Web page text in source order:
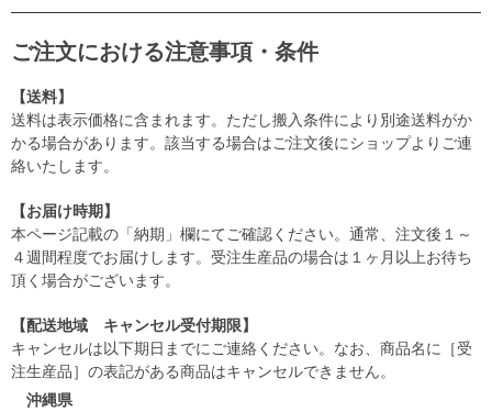
ご注文における注意事項・条件
【送料】
送料は表示価格に含まれます。ただし搬入条件により別途送料がか
かる場合があります。該当する場合はご注文後にショップよりご連
絡いたします。
【お届け時期】
本ページ記載の「納期」欄にてご確認ください。通常、注文後１～
４週間程度でお届けします。受注生産品の場合は１ヶ月以上お待ち
頂く場合がございます。
【配送地域 キャンセル受付期限】
キャンセルは以下期日までにご連絡ください。なお、商品名に［受
注生産品］の表記がある商品はキャンセルできません。
沖縄県